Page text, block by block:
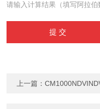
请输入计算结果（填写阿拉
上一篇：